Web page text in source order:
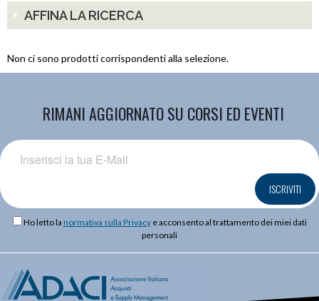
AFFINA LA RICERCA
Non ci sono prodotti corrispondenti alla selezione.
RIMANI AGGIORNATO SU CORSI ED EVENTI
ISCRIVITI
Ho letto la normativa sulla Privacye acconsento al trattamento dei miei dati
personali